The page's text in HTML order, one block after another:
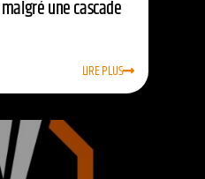
une cascade
LIRE PLUS